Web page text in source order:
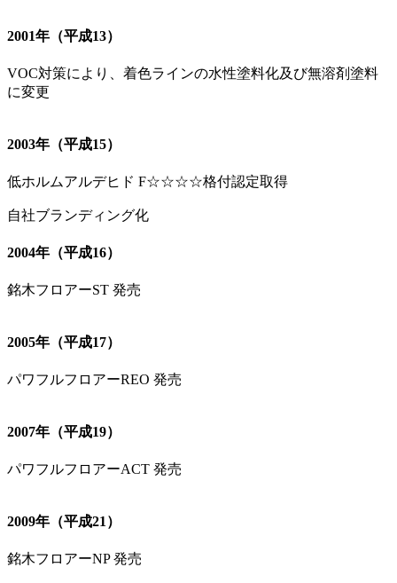
2001年（平成13）
VOC対策により、着色ラインの水性塗料化及び無溶剤塗料
に変更
2003年（平成15）
低ホルムアルデヒド F☆☆☆☆格付認定取得
自社ブランディング化
2004年（平成16）
銘木フロアーST 発売
2005年（平成17）
パワフルフロアーREO 発売
2007年（平成19）
パワフルフロアーACT 発売
2009年（平成21）
銘木フロアーNP 発売